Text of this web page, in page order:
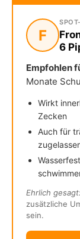
F
6
Empfohlen
Monate
Wirkt
Zecken
Auch für
Ehrlich gesagt:
zusätzliche
sein.